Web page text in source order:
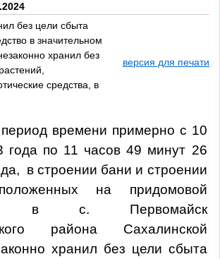
без цели сбыта
в значительном
хранил без
средства, в
версия для печати
времени примерно с 10
года по 11 часов 49 минут 26
в строении бани и строении
на придомовой
в с. Первомайск
района Сахалинской
хранил без цели сбыта